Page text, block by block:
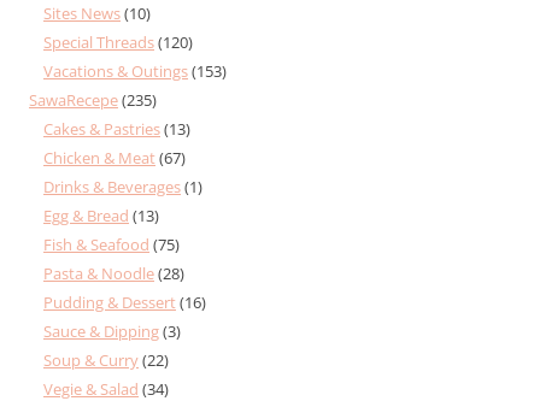
Sites News(10)
Special Threads(120)
Vacations & Outings(153)
SawaRecepe(235)
Cakes & Pastries(13)
Chicken & Meat(67)
Drinks & Beverages(1)
Egg & Bread (13)
Fish & Seafood (75)
Pasta & Noodle(28)
Pudding & Dessert(16)
Sauce & Dipping(3)
Soup & Curry(22)
Vegie & Salad (34)